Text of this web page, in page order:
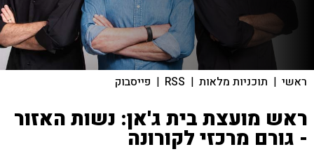
ראשי | תוכניות מלאות |
RSS
| פייסבוק
ראש מועצת בית ג'אן: נשות האזור
- גורם מרכזי לקורונה